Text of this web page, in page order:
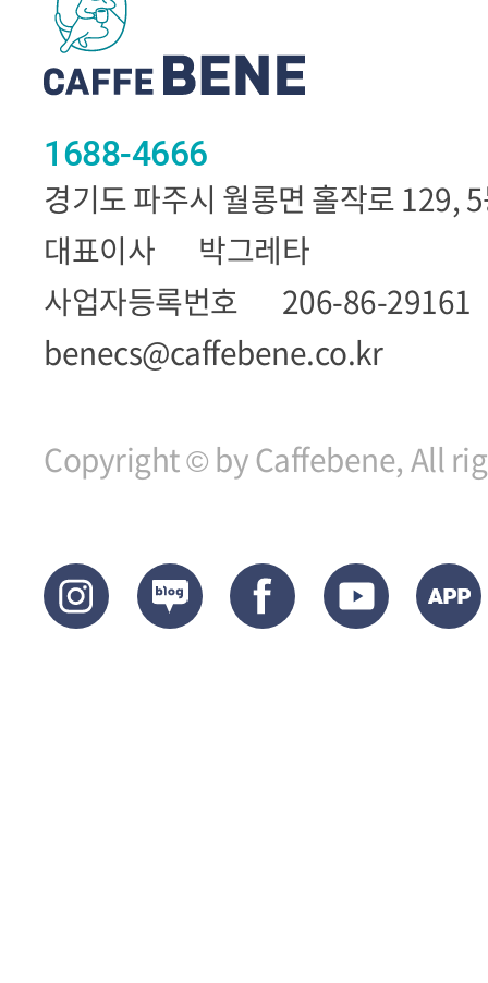
1688-4666
경기도 파주시 월롱면 홀작로 129,
대표이사
박그레타
사업자등록번호
206-86-29161
benecs@caffebene.co.kr
Copyright © by Caffebene, All